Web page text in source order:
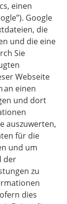
einen
Google
die
und die eine
Sie
Webseite
an einen
und dort
auszuwerten,
für die
und um
der
zu
dies